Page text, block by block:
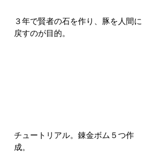
３年で賢者の石を作り、豚を人間に
戻すのが目的。
チュートリアル。錬金ボム５つ作
成。